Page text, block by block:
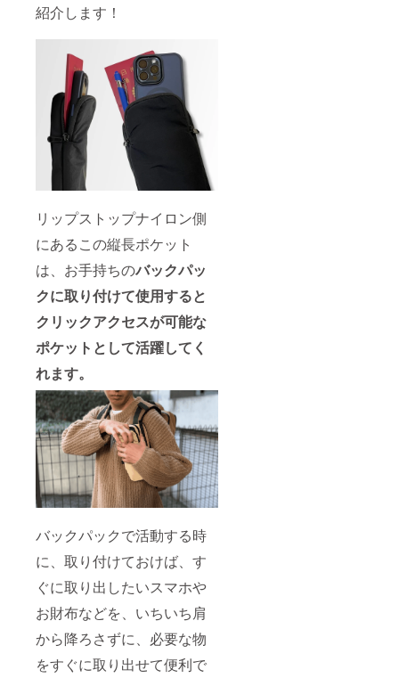
紹介します！
リップストップナイロン側
にあるこの縦長ポケット
は、お手持ちのバックパッ
クに取り付けて使用すると
クリックアクセスが可能な
ポケットとして活躍してく
れます。
バックパックで活動する時
に、取り付けておけば、す
ぐに取り出したいスマホや
お財布などを、いちいち肩
から降ろさずに、必要な物
をすぐに取り出せて便利で